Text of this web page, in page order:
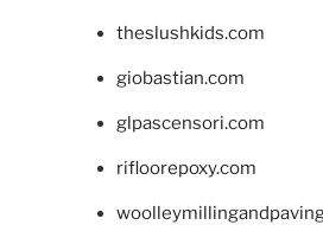
theslushkids.com
giobastian.com
glpascensori.com
rifloorepoxy.com